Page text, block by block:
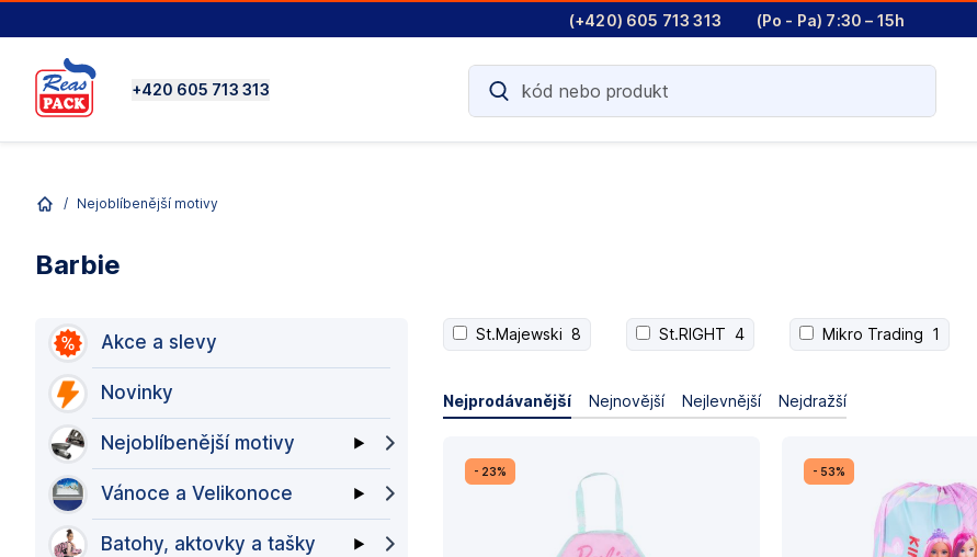
(+420) 605 713 313 (Po - Pa) 7:30 – 15h
+420 605 713 313
/ Nejoblíbenější motivy
Barbie
Akce a slevy
Novinky
Nejoblíbenější motivy
Vánoce a Velikonoce
Batohy, aktovky a tašky
St.Majewski 8 St.RIGHT 4 Mikro Trading 1
Nejprodávanější Nejnovější Nejlevnější Nejdražší
- 23% - 53%